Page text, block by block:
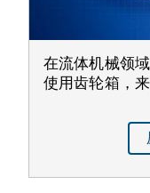
在流体机械领
使用齿轮箱，